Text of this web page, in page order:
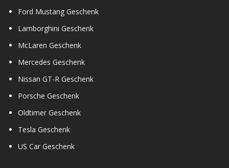
Ford Mustang Geschenk
Lamborghini Geschenk
McLaren Geschenk
Mercedes Geschenk
Nissan GT-R Geschenk
Porsche Geschenk
Oldtimer Geschenk
Tesla Geschenk
US Car Geschenk